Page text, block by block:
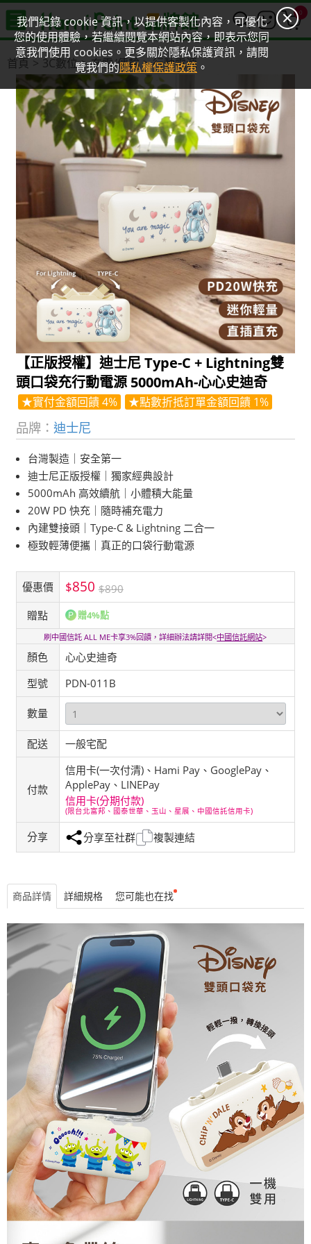
我們紀錄 cookie 資訊，以提供客製化內容，可優化
您的使用體驗，若繼續閱覽本網站內容，即表示您同
意我們使用 cookies。更多關於隱私保護資訊，請閱
覽我們的隱私權保護政策 。
0
首頁 3C數位 充電/傳輸 行動電源
【正版授權】迪士尼 Type-C + Lightning雙
頭口袋充行動電源 5000mAh-心心史迪奇
★實付金額回饋 4% ★點數折抵訂單金額回饋 1%
品牌： 迪士尼
台灣製造｜安全第一
迪士尼正版授權｜獨家經典設計
5000mAh 高效續航｜小體積大能量
20W PD 快充｜隨時補充電力
內建雙接頭｜Type-C & Lightning 二合一
極致輕薄便攜｜真正的口袋行動電源
優惠價 $850 $890
贈點
贈4%點
刷中國信託 ALL ME卡享3%回饋，詳細辦法請詳閱<中國信託網站>
顏色
心心史迪奇
型號
PDN-011B
數量
配送 一般宅配
付款
信用卡(一次付清)、Hami Pay、GooglePay、
ApplePay、LINEPay
信用卡(分期付款)
(限台北富邦、國泰世華、玉山、星展、中國信託信用卡)
分享 分享至社群 複製連結
商品詳情 詳細規格 您可能也在找